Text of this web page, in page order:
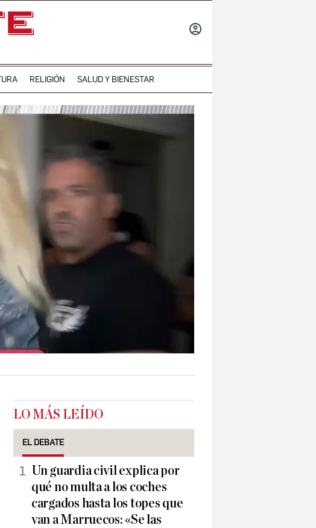
RELIGIÓN SALUD Y BIENESTAR
LO MÁS LEÍDO
EL DEBATE
Un guardia civil explica por
qué no multa a los coches
cargados hasta los topes que
van a Marruecos: «Se las